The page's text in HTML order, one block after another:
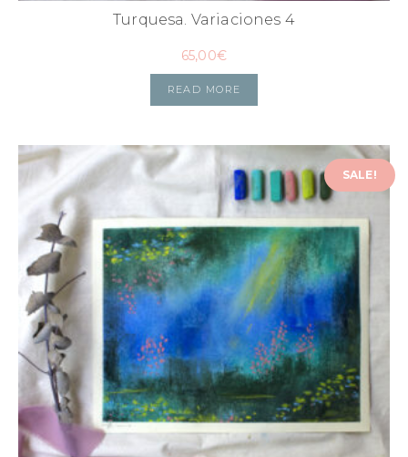
Turquesa. Variaciones 4
65,00€
READ MORE
SALE!